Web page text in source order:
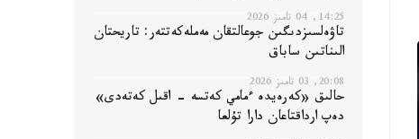
14:25, 04 تامىز 2026
تاۋەلسىزدىگىن جوعالتقان مەملەكەتتەر: تاريحتان
الىناتىن ساباق
20:08, 03 تامىز 2026
حالىق «كەرەيدە ءمامي كەتسە - اقىل كەتەدى»
دەپ ارداقتاعان دارا تۇلعا